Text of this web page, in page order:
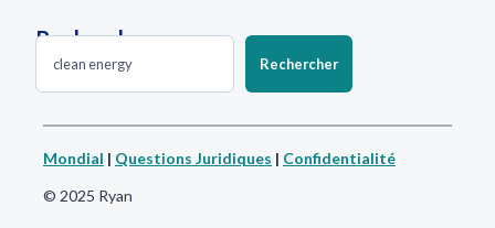
Rechercher
Rechercher
Mondial | Questions Juridiques | Confidentialité
© 2025 Ryan